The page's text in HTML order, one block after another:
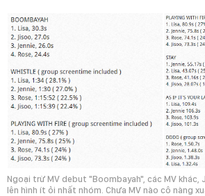
Ngoại trừ MV debut "Boombayah", các MV
lên hình ít ỏi nhất nhóm. Chưa MV nào cô nàng